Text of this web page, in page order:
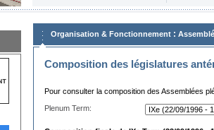
Organisation & Fonctionnement :
Composition des législatures
Pour consulter la composition des Assemblées
Plenum Term: